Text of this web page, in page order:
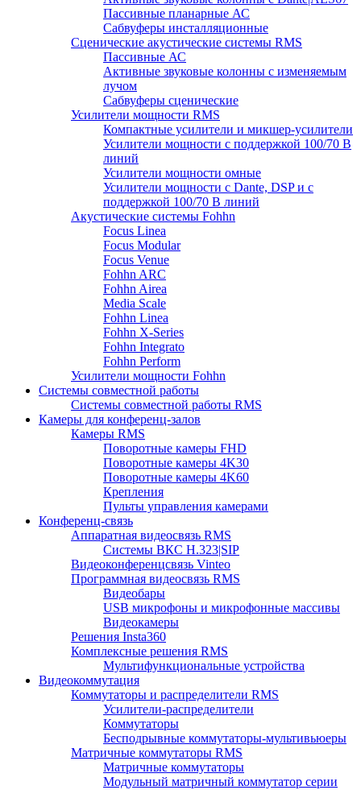
Пассивные планарные АС
Сабвуферы инсталляционные
Сценические акустические системы RMS
Пассивные АС
Активные звуковые колонны с изменяемым
лучом
Сабвуферы сценические
Усилители мощности RMS
Компактные усилители и микшер-усилители
Усилители мощности с поддержкой 100/70 В
линий
Усилители мощности омные
Усилители мощности с Dante, DSP и с
поддержкой 100/70 В линий
Акустические системы Fohhn
Focus Linea
Focus Modular
Focus Venue
Fohhn ARC
Fohhn Airea
Media Scale
Fohhn Linea
Fohhn X-Series
Fohhn Integrato
Fohhn Perform
Усилители мощности Fohhn
Системы совместной работы
Системы совместной работы RMS
Камеры для конференц-залов
Камеры RMS
Поворотные камеры FHD
Поворотные камеры 4K30
Поворотные камеры 4K60
Крепления
Пульты управления камерами
Конференц-связь
Аппаратная видеосвязь RMS
Системы ВКС H.323|SIP
Видеоконференцсвязь Vinteo
Программная видеосвязь RMS
Видеобары
USB микрофоны и микрофонные массивы
Видеокамеры
Решения Insta360
Комплексные решения RMS
Мультифункциональные устройства
Видеокоммутация
Коммутаторы и распределители RMS
Усилители-распределители
Коммутаторы
Бесподрывные коммутаторы-мультивьюеры
Матричные коммутаторы RMS
Матричные коммутаторы
Модульный матричный коммутатор серии